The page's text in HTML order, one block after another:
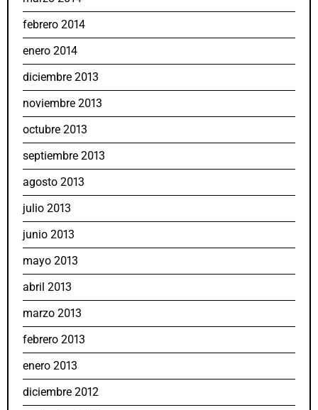
febrero 2014
enero 2014
diciembre 2013
noviembre 2013
octubre 2013
septiembre 2013
agosto 2013
julio 2013
junio 2013
mayo 2013
abril 2013
marzo 2013
febrero 2013
enero 2013
diciembre 2012